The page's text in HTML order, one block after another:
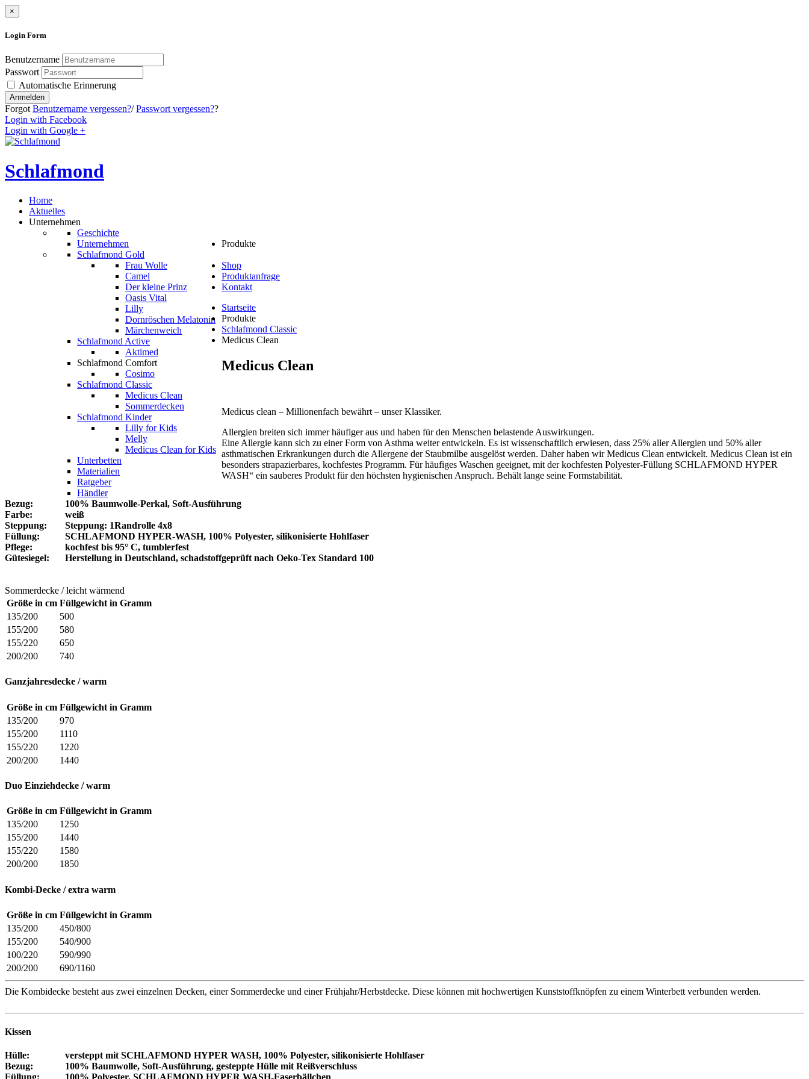
×
Login Form
Benutzername
Passwort
Automatische Erinnerung
Anmelden
Forgot Benutzername vergessen?/Passwort vergessen??
Login with Facebook
Login with Google +
Schlafmond
Home
Aktuelles
Unternehmen
Geschichte
Unternehmen
Produkte
Schlafmond Gold
Frau Wolle
Camel
Der kleine Prinz
Oasis Vital
Lilly
Dornröschen Melatonin
Märchenweich
Schlafmond Active
Aktimed
Schlafmond Comfort
Cosimo
Schlafmond Classic
Medicus Clean
Sommerdecken
Schlafmond Kinder
Lilly for Kids
Melly
Medicus Clean for Kids
Unterbetten
Materialien
Ratgeber
Händler
Shop
Produktanfrage
Kontakt
Startseite
Produkte
Schlafmond Classic
Medicus Clean
Medicus Clean
Medicus clean – Millionenfach bewährt – unser Klassiker.
Allergien breiten sich immer häufiger aus und haben für den Menschen belastende Auswirkungen.
Eine Allergie kann sich zu einer Form von Asthma weiter entwickeln. Es ist wissenschaftlich erwiesen, dass 25% aller Allergien und 50% aller
asthmatischen Erkrankungen durch die Allergene der Staubmilbe ausgelöst werden. Daher haben wir Medicus Clean entwickelt. Medicus Clean ist ein
besonders strapazierbares, kochfestes Programm. Für häufiges Waschen geeignet, mit der kochfesten Polyester-Füllung SCHLAFMOND HYPER
WASH“ ein sauberes Produkt für den höchsten hygienischen Anspruch. Behält lange seine Formstabilität.
Bezug:
100% Baumwolle-Perkal, Soft-Ausführung
Farbe:
weiß
Steppung:
Steppung: 1Randrolle 4x8
Füllung:
SCHLAFMOND HYPER-WASH, 100% Polyester, silikonisierte Hohlfaser
Pflege:
kochfest bis 95° C, tumblerfest
Gütesiegel:
Herstellung in Deutschland, schadstoffgeprüft nach Oeko-Tex Standard 100
Sommerdecke / leicht wärmend
Größe in cm Füllgewicht in Gramm
135/200
500
155/200
580
155/220
650
200/200
740
Ganzjahresdecke / warm
Größe in cm Füllgewicht in Gramm
135/200
970
155/200
1110
155/220
1220
200/200
1440
Duo Einziehdecke / warm
Größe in cm Füllgewicht in Gramm
135/200
1250
155/200
1440
155/220
1580
200/200
1850
Kombi-Decke / extra warm
Größe in cm Füllgewicht in Gramm
135/200
450/800
155/200
540/900
100/220
590/990
200/200
690/1160
Die Kombidecke besteht aus zwei einzelnen Decken, einer Sommerdecke und einer Frühjahr/Herbstdecke. Diese können mit hochwertigen Kunststoffknöpfen zu einem Winterbett verbunden werden.
Kissen
Hülle:
versteppt mit SCHLAFMOND HYPER WASH, 100% Polyester, silikonisierte Hohlfaser
Bezug:
100% Baumwolle, Soft-Ausführung, gesteppte Hülle mit Reißverschluss